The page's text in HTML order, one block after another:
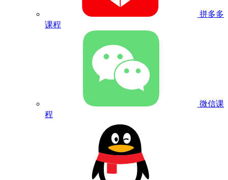
拼多多
课程
微信课
程